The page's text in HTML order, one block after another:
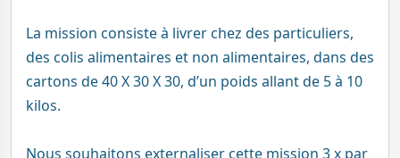
La mission consiste à livrer chez des particuliers,
des colis alimentaires et non alimentaires, dans des
cartons de 40 X 30 X 30, d’un poids allant de 5 à 10
kilos.
Nous souhaitons externaliser cette mission 3 x par